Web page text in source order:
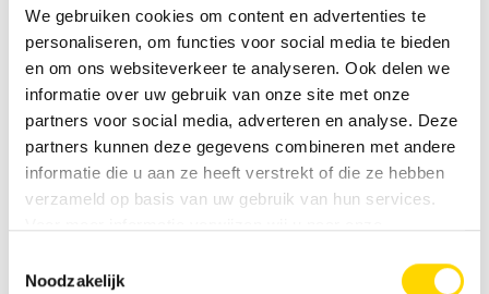
We gebruiken cookies om content en advertenties te
personaliseren, om functies voor social media te bieden
en om ons websiteverkeer te analyseren. Ook delen we
informatie over uw gebruik van onze site met onze
partners voor social media, adverteren en analyse. Deze
partners kunnen deze gegevens combineren met andere
informatie die u aan ze heeft verstrekt of die ze hebben
verzameld op basis van uw gebruik van hun services.
Noodzakelijk
Beschrijving plattegrond
Slaapplaatsen 4
Zitgroep L-zitgroep